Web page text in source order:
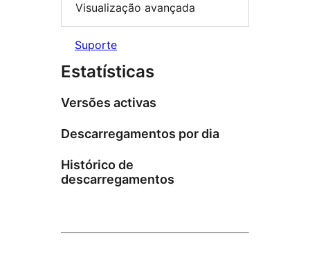
Visualização avançada
Suporte
Estatísticas
Versões activas
Descarregamentos por dia
Histórico de
descarregamentos